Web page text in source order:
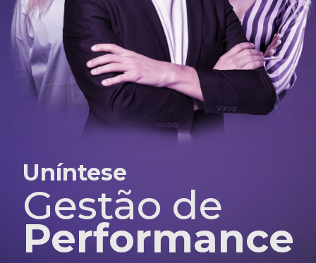
Uníntese
Gestão de
Performance